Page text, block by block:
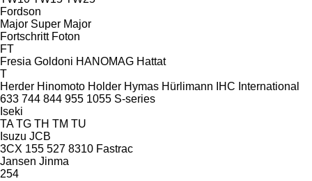
Fordson
Major Super Major
Fortschritt Foton
FT
Fresia Goldoni HANOMAG Hattat
T
Herder Hinomoto Holder Hymas Hürlimann IHC International
633 744 844 955 1055 S-series
Iseki
TA TG TH TM TU
Isuzu JCB
3CX 155 527 8310 Fastrac
Jansen Jinma
254